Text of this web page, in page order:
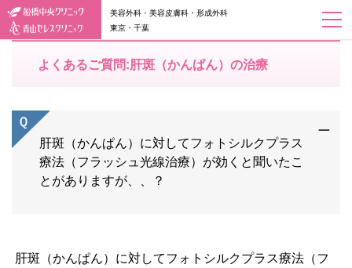
美容外科・美容皮膚科・形成外科
東京・千葉
よくあるご質問:肝斑（かんぱん）の治療
肝斑（かんぱん）に対してフォトシルクプラス
療法（フラッシュ光線治療）が効くと聞いたこ
とがありますが、、？
肝斑（かんぱん）に対してフォトシルクプラス療法（フ